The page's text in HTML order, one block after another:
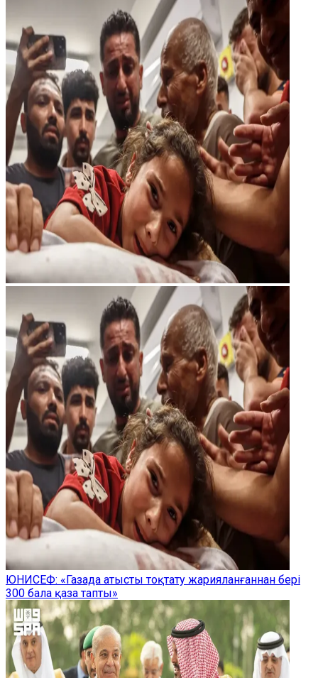
ЮНИСЕФ: «Газада атысты тоқтату жарияланғаннан бері
300 бала қаза тапты»